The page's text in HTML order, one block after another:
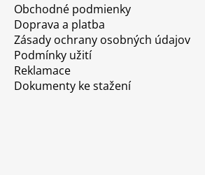
Obchodné podmienky
Doprava a platba
Zásady ochrany osobných údajov
Podmínky užití
Reklamace
Dokumenty ke stažení